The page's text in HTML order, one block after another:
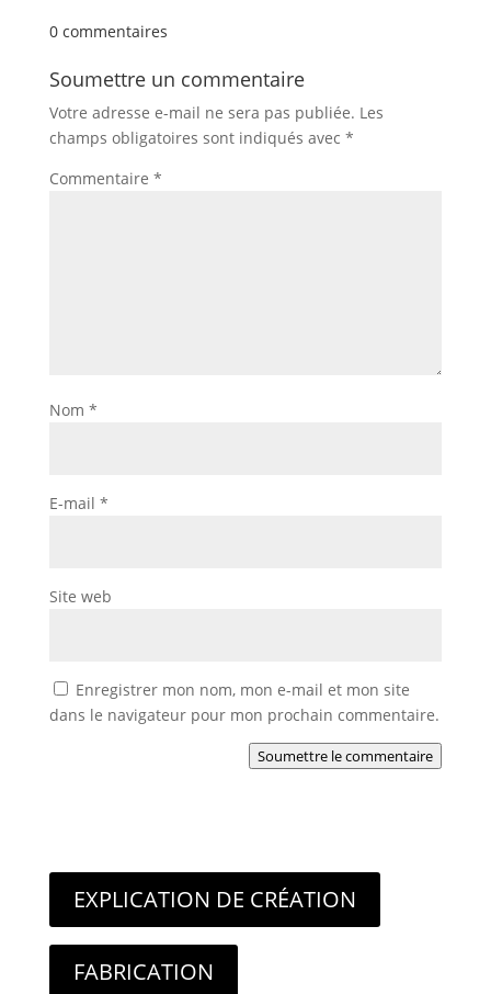
0 commentaires
Soumettre un commentaire
Votre adresse e-mail ne sera pas publiée. Les
champs obligatoires sont indiqués avec *
Commentaire *
Nom *
E-mail *
Site web
Enregistrer mon nom, mon e-mail et mon site
dans le navigateur pour mon prochain commentaire.
Soumettre le commentaire
EXPLICATION DE CRÉATION
FABRICATION